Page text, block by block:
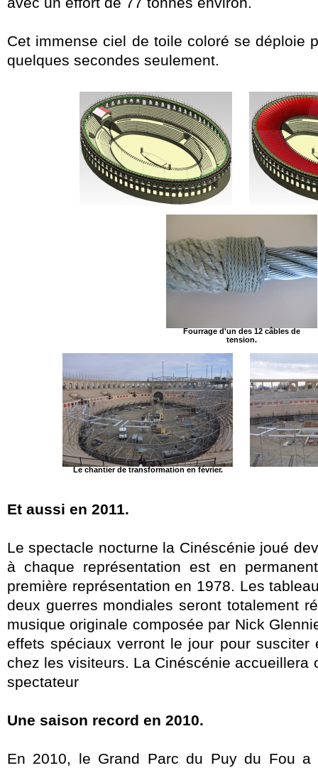
Cet immense ciel de toile coloré se déploie
quelques secondes seulement.
Fourrage d'un des 12 câbles de
tension.
Le chantier de transformation en février.
Et aussi en 2011.
Le spectacle nocturne la Cinéscénie joué
à chaque représentation est en
première représentation en 1978. Les
deux guerres mondiales seront totalement
musique originale composée par Nick
effets spéciaux verront le jour pour susciter
chez les visiteurs. La Cinéscénie accueillera
spectateur
Une saison record en 2010.
En 2010, le Grand Parc du Puy du Fou a